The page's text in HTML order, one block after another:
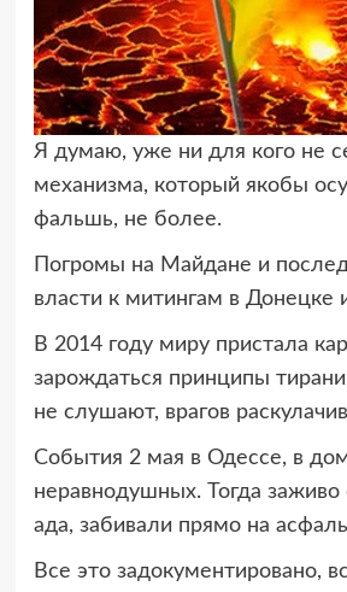
Я думаю, уже ни для кого не
механизма, который якобы
фальшь, не более.
Погромы на Майдане и
власти к митингам в Донецке
В 2014 году миру пристала
зарождаться принципы
не слушают, врагов
События 2 мая в Одессе, в
неравнодушных. Тогда заживо
ада, забивали прямо на
Все это задокументировано,